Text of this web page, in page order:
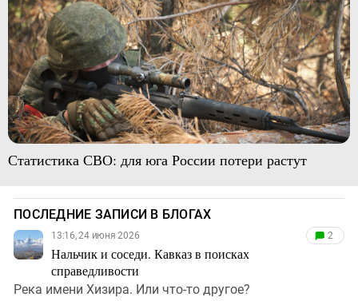
Статистика СВО: для юга России потери растут
ПОСЛЕДНИЕ ЗАПИСИ В БЛОГАХ
13:16, 24 июня 2026
Нальчик и соседи. Кавказ в поисках
справедливости
2
Река имени Хизира. Или что-то другое?